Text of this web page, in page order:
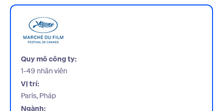
Quy mô công ty:
1-49 nhân viên
Vị trí:
Paris, Pháp
Ngành: